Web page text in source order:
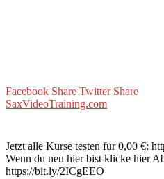
Facebook Share Twitter Share
SaxVideoTraining.com
Jetzt alle Kurse testen für 0,00 €:
Wenn du neu hier bist klicke hier
https://bit.ly/2ICgEEO